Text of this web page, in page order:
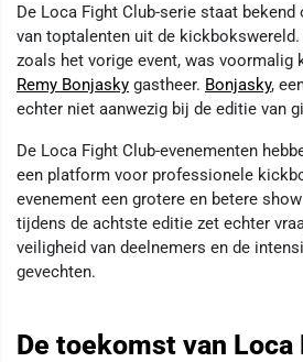
De Loca Fight Club-serie staat
van toptalenten uit de
zoals het vorige event, was voormalig
Remy Bonjasky gastheer. Bonjasky,
echter niet aanwezig bij de editie van
De Loca Fight Club-evenementen
een platform voor professionele
evenement een grotere en betere
tijdens de achtste editie zet echter
veiligheid van deelnemers en de
gevechten.
De toekomst van Loca